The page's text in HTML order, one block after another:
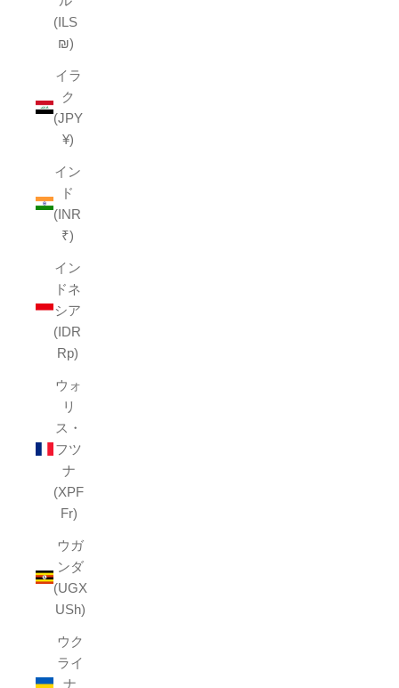
(ILS
₪)
イラ
ク
(JPY
¥)
イン
ド
(INR
₹)
イン
ドネ
シア
(IDR
Rp)
ウォ
リ
ス・
フツ
ナ
(XPF
Fr)
ウガ
ンダ
(UGX
USh)
ウク
ライ
ナ